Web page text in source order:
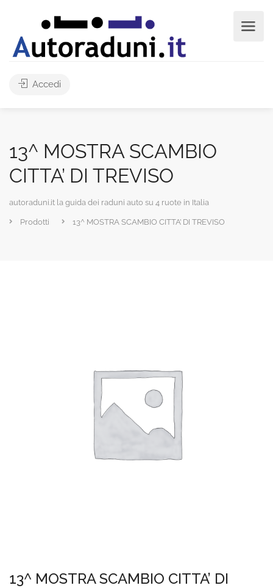
Accedi
13^ MOSTRA SCAMBIO
CITTA’ DI TREVISO
autoraduni.it la guida dei raduni auto su 4 ruote in Italia
Prodotti 13^ MOSTRA SCAMBIO CITTA’ DI TREVISO
13^ MOSTRA SCAMBIO CITTA’ DI